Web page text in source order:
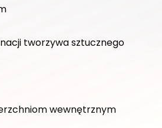
tworzywa sztucznego
wewnętrznym